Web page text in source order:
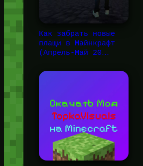
Как забрать новые
плащи в Майнкрафт
(Апрель-Май 20…